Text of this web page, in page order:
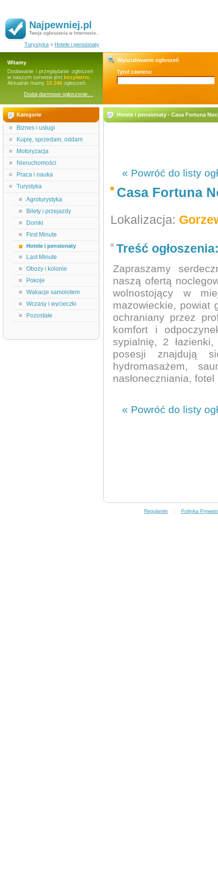
Najpewniej.pl
Twoje ogłoszenia w Internecie..
Turystyka » Hotele i pensionaty
Witamy
Dodawanie i przeglądanie ogłoszeń
w naszym serwisie jest bezpłatne.
Aktualnie mamy 16 246 ogłoszeń.
Dodaj darmowe ogłoszenie…
Wyszukiwanie ogłoszeń
Tytuł zawiera:
Kategorie
Biznes i usługi
Kupię, sprzedam, oddam
Motoryzacja
Nieruchomości
Praca i nauka
Turystyka
Agroturystyka
Bilety i przejazdy
Domki
First Minute
Hotele i pensionaty
Last Minute
Obozy i kolonie
Pokoje
Wakacje samolotem
Wczasy i wycieczki
Pozostałe
Hotele i pensionaty - Casa Fortuna
« Powróć do listy
Casa Fortuna
Lokalizacja:
Treść ogłoszenia:
Zapraszamy
naszą ofertą
wolnostojący w
mazowieckie, powiat
ochraniany przez
komfort i
sypialnię, 2
posesji znajdują
hydromasażem,
nasłoneczniania,
« Powróć do listy
Regulamin | Polityka